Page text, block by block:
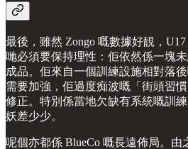
最後，雖然 Zongo 嘅數據好靚，
哋必須要保持理性：佢依然係一塊
成品。佢來自一個訓練設施相對落
需要加強，佢過度痴波嘅「街頭習
修正。特別係當地欠缺有系統嘅訓
妖差少少。
呢個亦都係 BlueCo 嘅長遠佈局。由